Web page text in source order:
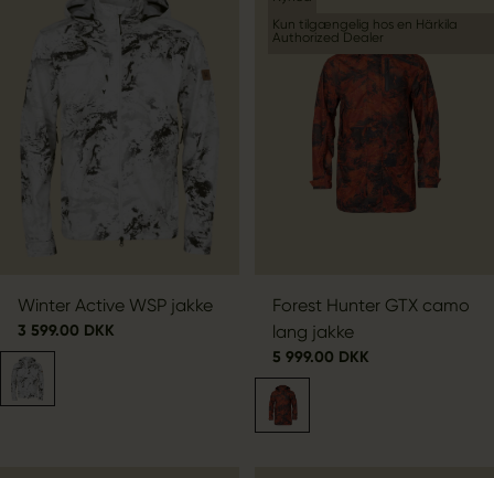
Winter Active WSP jakke
3 599.00 DKK
Kun tilgængelig hos en Härkila
Authorized Dealer
Forest Hunter GTX camo
lang jakke
5 999.00 DKK